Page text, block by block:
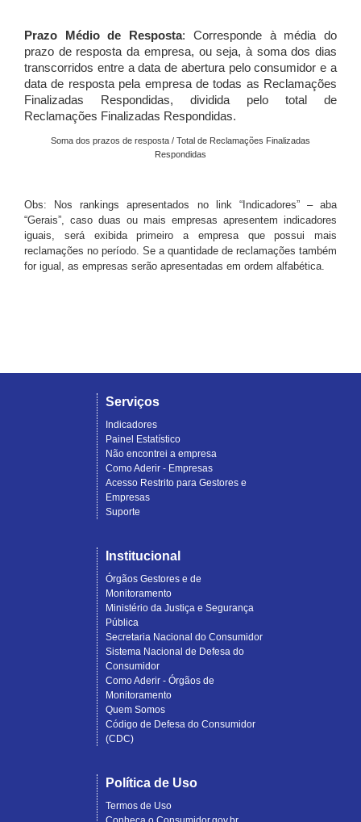
Prazo Médio de Resposta: Corresponde à média do
prazo de resposta da empresa, ou seja, à soma dos dias
transcorridos entre a data de abertura pelo consumidor e a
data de resposta pela empresa de todas as Reclamações
Finalizadas Respondidas, dividida pelo total de
Reclamações Finalizadas Respondidas.
Soma dos prazos de resposta / Total de Reclamações Finalizadas
Respondidas
Obs: Nos rankings apresentados no link “Indicadores” – aba
“Gerais”, caso duas ou mais empresas apresentem indicadores
iguais, será exibida primeiro a empresa que possui mais
reclamações no período. Se a quantidade de reclamações também
for igual, as empresas serão apresentadas em ordem alfabética.
Serviços
Indicadores
Painel Estatístico
Não encontrei a empresa
Como Aderir - Empresas
Acesso Restrito para Gestores e
Empresas
Suporte
Institucional
Órgãos Gestores e de
Monitoramento
Ministério da Justiça e Segurança
Pública
Secretaria Nacional do Consumidor
Sistema Nacional de Defesa do
Consumidor
Como Aderir - Órgãos de
Monitoramento
Quem Somos
Código de Defesa do Consumidor
(CDC)
Política de Uso
Termos de Uso